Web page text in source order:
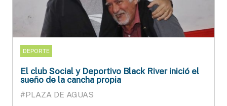
DEPORTE
El club Social y Deportivo Black River inició el
sueño de la cancha propia
#PLAZA DE AGUAS